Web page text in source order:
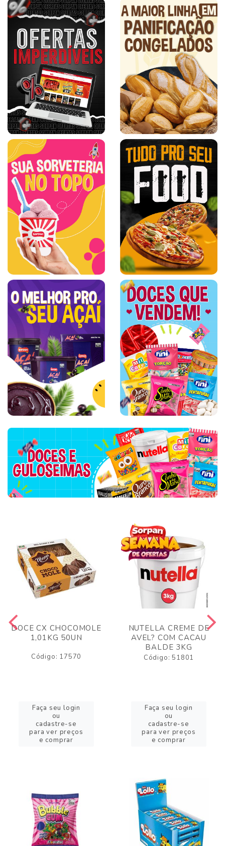
DOCE CX CHOCOMOLE
1,01KG 50UN
Código: 17570
Faça seu login
ou
cadastre-se
para ver preços
e comprar
NUTELLA CREME DE
AVEL? COM CACAU
BALDE 3KG
Código: 51801
Faça seu login
ou
cadastre-se
para ver preços
e comprar